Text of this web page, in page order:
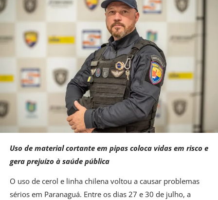
Uso de material cortante em pipas coloca vidas em risco e
gera prejuízo à saúde pública
O uso de cerol e linha chilena voltou a causar problemas
sérios em Paranaguá. Entre os dias 27 e 30 de julho, a